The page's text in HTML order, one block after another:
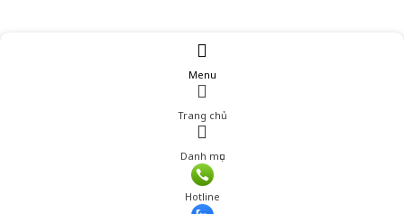
Menu
Trang chủ
Danh mục
Hotline